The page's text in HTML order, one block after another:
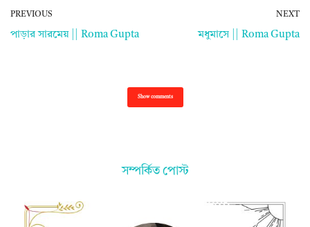
PREVIOUS
পাড়ার সারমেয় || Roma Gupta
NEXT
মধুমাসে || Roma Gupta
Show comments
সম্পর্কিত পোস্ট